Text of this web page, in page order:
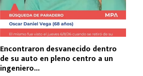
Encontraron desvanecido dentro
de su auto en pleno centro a un
ingeniero...